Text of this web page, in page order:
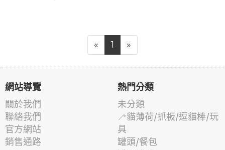
« 1 »
網站導覽
關於我們
聯絡我們
官方網站
銷售通路
熱門分類
未分類
🦯貓薄荷/抓板/逗貓棒/玩
具
罐頭/餐包